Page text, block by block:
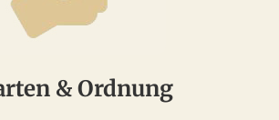
& Ordnung